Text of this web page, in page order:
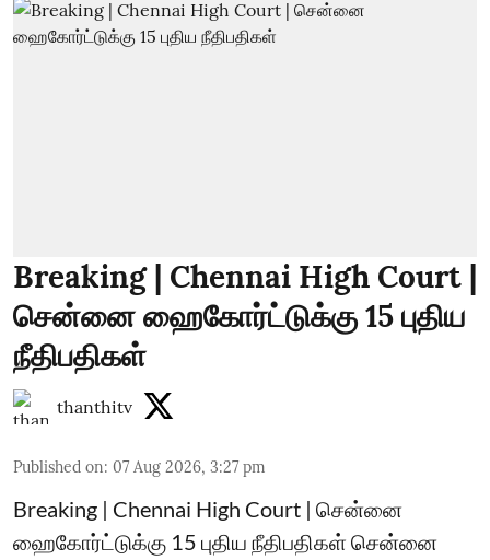
Breaking | Chennai High Court |
சென்னை ஹைகோர்ட்டுக்கு 15 புதிய
நீதிபதிகள்
thanthitv
Published on: 07 Aug 2026, 3:27 pm
Breaking | Chennai High Court | சென்னை
ஹைகோர்ட்டுக்கு 15 புதிய நீதிபதிகள் சென்னை